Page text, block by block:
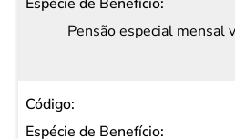
Pensão especial mensal